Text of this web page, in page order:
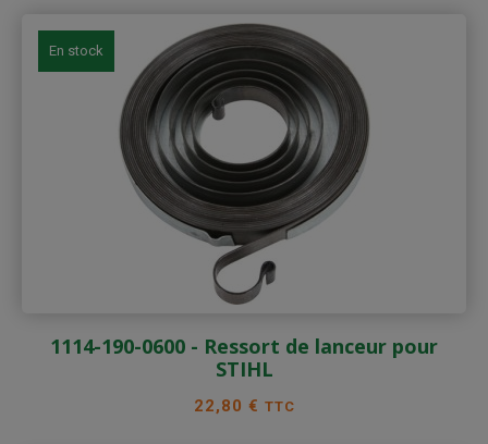
En stock
1114-190-0600 - Ressort de lanceur pour
STIHL
Prix
22,80 € TTC